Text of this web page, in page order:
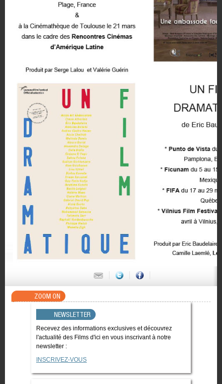
ZOOM ON
NEWSLETTER
Recevez des informations exclusives et découvrez
l'actualité des Films d'ici en vous inscrivant à notre
newsletter :
INSCRIVEZ-VOUS